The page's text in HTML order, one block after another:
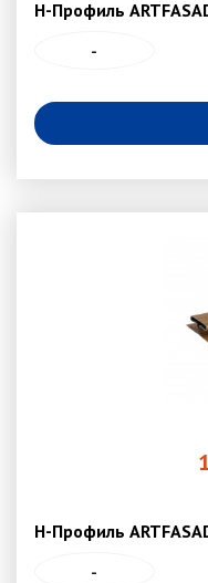
Н-Профиль
-
Н-Профиль
-